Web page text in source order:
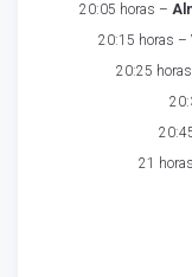
20:05 horas –
20:15 horas –
20:25
21